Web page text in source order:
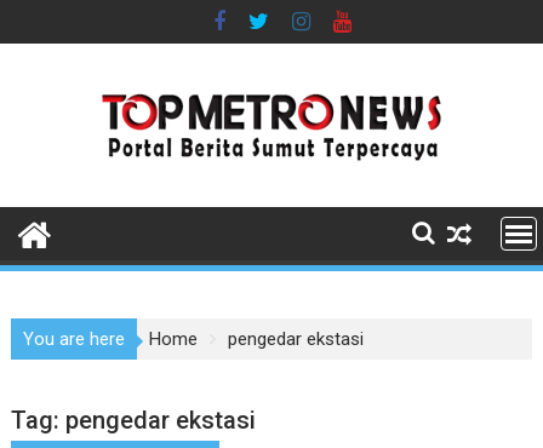
to
You are here Home pengedar ekstasi
Tag: pengedar ekstasi